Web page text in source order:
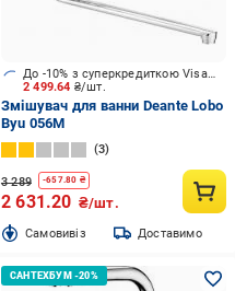
2 499.64 ₴/шт.
До -10% з суперкредиткою Visa Вигода
Змішувач для ванни Deante Lobo
Byu 056M
3
3 289 -657.80 ₴
2 631.20 ₴/шт.
Cамовивіз Доставимо